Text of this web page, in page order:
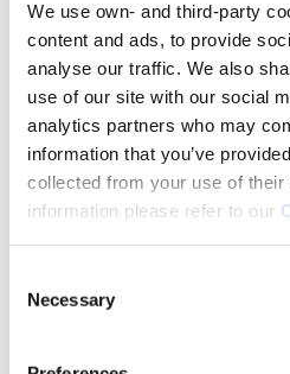
We use own- and third-party
content and ads, to provide
analyse our traffic. We also
use of our site with our social
analytics partners who may
information that you’ve
collected from your use of
information please refer to our
Selection
Necessary
dolore persistente e se tale
fisica o psicologica. La
anche eventuali effetti
funzionamento fisico e
eventuali problemi
richiedere un trattamento
Sebbene non esista un
per il dolore cronico, sono